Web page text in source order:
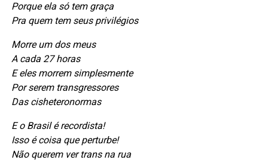
Porque ela só tem graça
Pra quem tem seus privilégios
Morre um dos meus
A cada 27 horas
E eles morrem simplesmente
Por serem transgressores
Das cisheteronormas
E o Brasil é recordista!
Isso é coisa que perturbe!
Não querem ver trans na rua